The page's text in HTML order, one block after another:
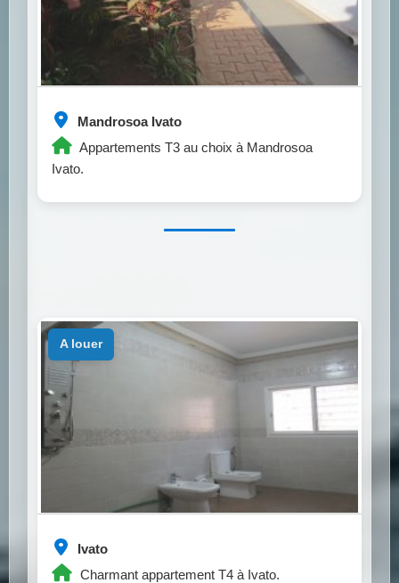
Mandrosoa Ivato
Appartements T3 au choix à Mandrosoa
Ivato.
Ivato
Charmant appartement T4 à Ivato.
a louer